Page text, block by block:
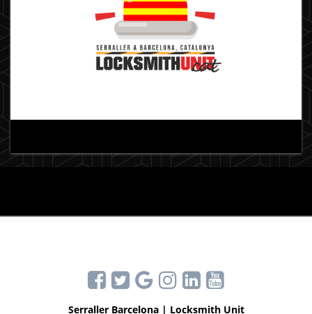
Serraller Barcelona | Locksmith Unit